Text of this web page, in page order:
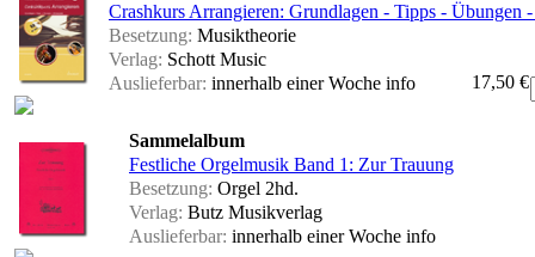
Crashkurs Arrangieren: Grundlagen - Tipps - Übungen
Besetzung: Musiktheorie
Verlag: Schott Music
Auslieferbar: innerhalb einer Woche info 17,50 €
Sammelalbum
Festliche Orgelmusik Band 1: Zur Trauung
Besetzung: Orgel 2hd.
Verlag: Butz Musikverlag
Auslieferbar: innerhalb einer Woche info